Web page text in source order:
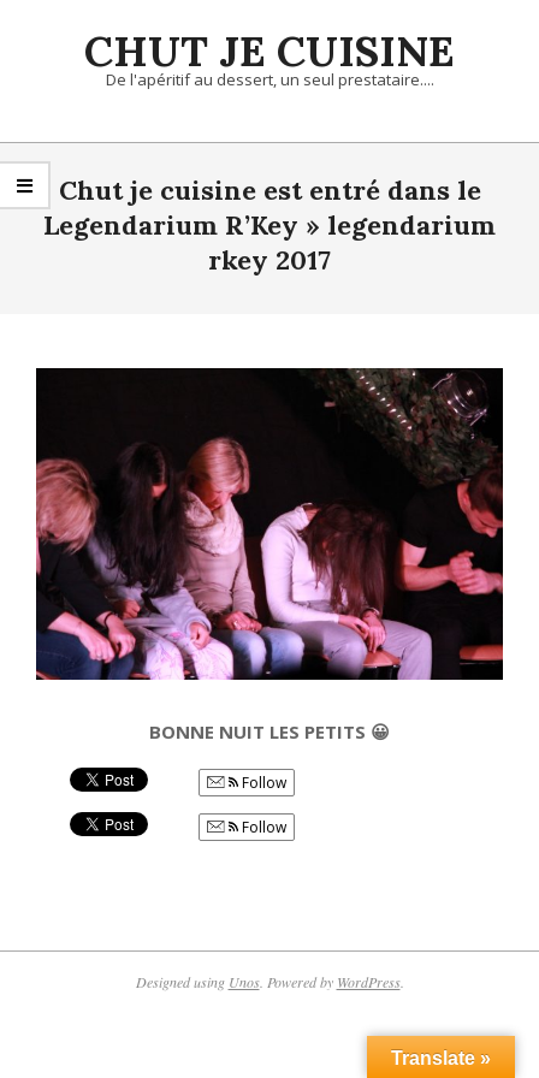
CHUT JE CUISINE
De l'apéritif au dessert, un seul prestataire....
Primary
Navigation
Menu
Chut je cuisine est entré dans le
Legendarium R’Key » legendarium
rkey 2017
BONNE NUIT LES PETITS 😀
Follow
Follow
11-
Designed using Unos. Powered by WordPress.
Translate »